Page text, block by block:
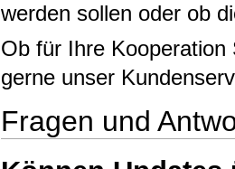
werden sollen oder ob
Ob für Ihre
gerne unser
Fragen und